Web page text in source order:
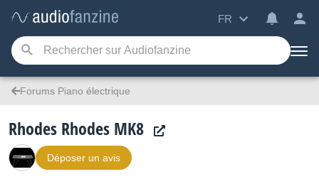
FR
Forums Piano électrique
Rhodes Rhodes MK8
Déposer un avis